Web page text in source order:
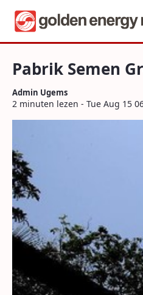
Navigatie
Naar content
Pabrik Semen
Pabrik Semen
Admin Ugems
2 minuten lezen - Tue Aug 15